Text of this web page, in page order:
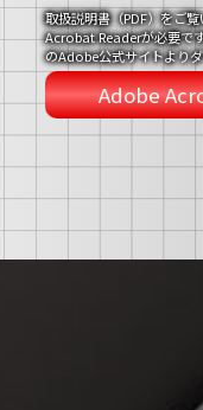
取扱説明書（PDF）をご
Acrobat Readerが必要で
のAdobe公式サイトより
Adobe